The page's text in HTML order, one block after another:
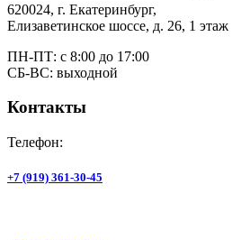
620024, г. Екатеринбург,
Елизаветинское шоссе, д. 26, 1 этаж
ПН-ПТ: с 8:00 до 17:00
СБ-ВС: выходной
Контакты
Телефон:
+7 (919) 361-30-45